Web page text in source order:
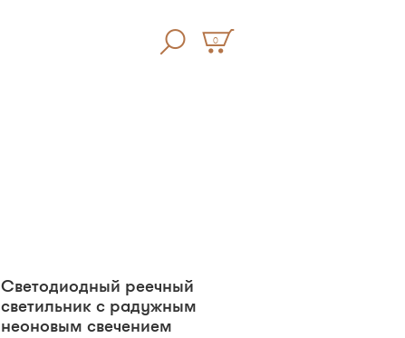
0
Светодиодный реечный
светильник с радужным
неоновым свечением